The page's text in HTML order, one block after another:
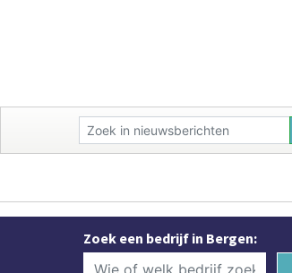
Zoek een bedrijf in Bergen: